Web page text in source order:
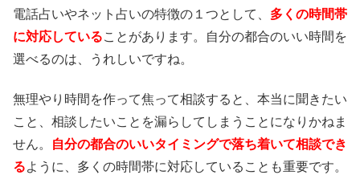
電話占いやネット占いの特徴の１つとして、 多くの時間帯
に対応していることがあります。自分の都合のいい時間を
選べるのは、うれしいですね。
無理やり時間を作って焦って相談すると、本当に聞きたい
こと、相談したいことを漏らしてしまうことになりかねま
せん。
自分の都合のいいタイミングで落ち着いて相談でき
るように、多くの時間帯に対応していることも重要です。